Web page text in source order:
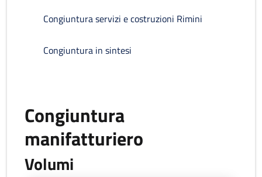
Congiuntura servizi e costruzioni Rimini
Congiuntura in sintesi
Congiuntura
manifatturiero
Volumi